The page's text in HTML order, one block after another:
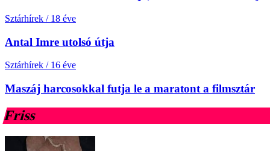
Sztárhírek / 18 éve
Antal Imre utolsó útja
Sztárhírek / 16 éve
Maszáj harcosokkal futja le a maratont a filmsztár
Friss